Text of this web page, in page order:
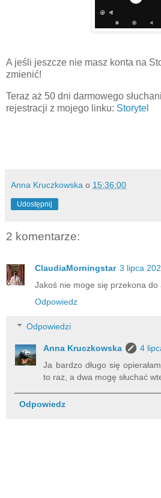
A jeśli jeszcze nie masz konta na
zmienić!
Teraz aż 50 dni darmowego
rejestracji z mojego linku: Storytel
Anna Kruczkowska o 15:36:00
Udostępnij
2 komentarze:
ClaudiaMorningstar 3 lipca
Jakoś nie moge się przekona do
Odpowiedz
Odpowiedzi
Anna Kruczkowska
4
Ja bardzo długo się
to raz, a dwa mogę słuchać
Odpowiedz